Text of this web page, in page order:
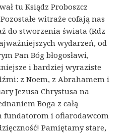
tu Ksiądz Proboszcz
witraże cofają nas
do stworzenia świata (Rdz
wydarzeń, od
Pan Bóg błogosławi,
i bardziej wyraziste
z Noem, z Abrahamem i
Jezusa Chrystusa na
Boga z całą
fundatorom i ofiarodawcom
Pamiętamy stare,